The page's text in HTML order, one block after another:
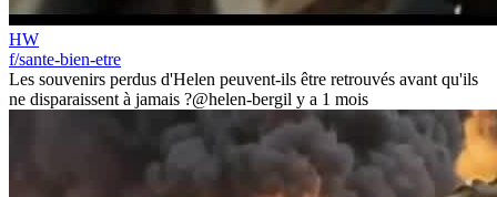
HW
f/sante-bien-etre
Les souvenirs perdus d'Helen peuvent-ils être retrouvés avant qu'ils
ne disparaissent à jamais ?@helen-bergil y a 1 mois